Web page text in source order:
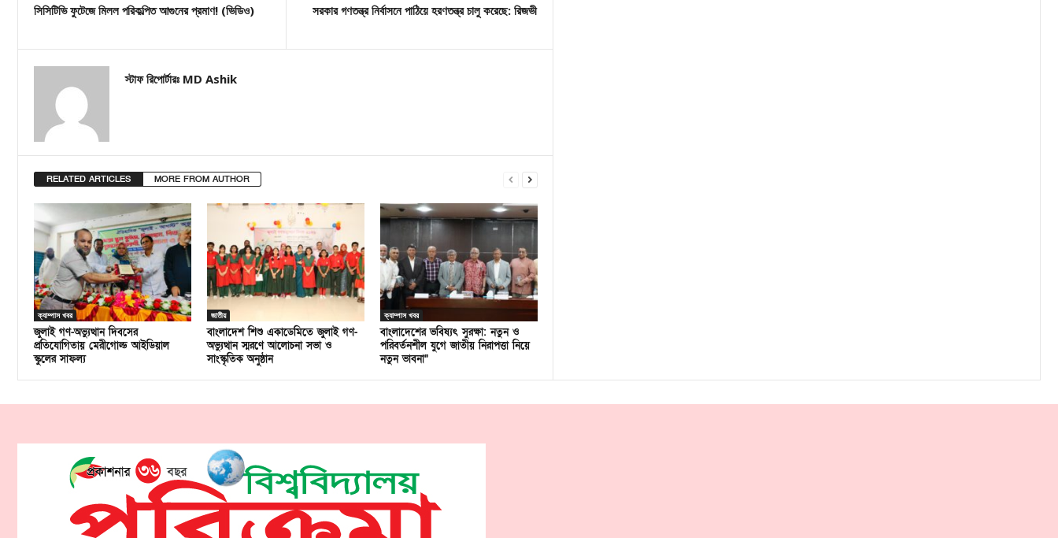
সিসিটিভি ফুটেজে মিলল পরিকল্পিত আগুনের প্রমাণ! (ভিডিও) সরকার গণতন্ত্র নির্বাসনে পাঠিয়ে হরণতন্ত্র চালু করেছে: রিজভী
স্টাফ রিপোর্টারঃ MD Ashik
RELATED ARTICLES MORE FROM AUTHOR
ক্যাম্পাস খবর
জুলাই গণ-অভ্যুত্থান দিবসের
প্রতিযোগিতায় মেরীগোল্ড আইডিয়াল
স্কুলের সাফল্য
জাতীয়
বাংলাদেশ শিশু একাডেমিতে জুলাই গণ-
অভ্যুত্থান স্মরণে আলোচনা সভা ও
সাংস্কৃতিক অনুষ্ঠান
ক্যাম্পাস খবর
বাংলাদেশের ভবিষ্যৎ সুরক্ষা: নতুন ও
পরিবর্তনশীল যুগে জাতীয় নিরাপত্তা নিয়ে
নতুন ভাবনা”